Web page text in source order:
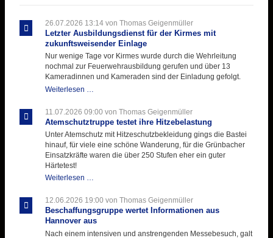
26.07.2026 13:14von Thomas Geigenmüller
Letzter Ausbildungsdienst für der Kirmes mit
zukunftsweisender Einlage
Nur wenige Tage vor Kirmes wurde durch die Wehrleitung
nochmal zur Feuerwehrausbildung gerufen und über 13
Kameradinnen und Kameraden sind der Einladung gefolgt.
Weiterlesen …
für
der
11.07.2026 09:00 von Thomas Geigenmüller
Atemschutztruppe testet ihre Hitzebelastung
Unter Atemschutz mit Hitzeschutzbekleidung gings die Bastei
hinauf, für viele eine schöne Wanderung, für die Grünbacher
Einsatzkräfte waren die über 250 Stufen eher ein guter
Härtetest!
Weiterlesen …
ihre
Hitzebelastung
12.06.2026 19:00 von Thomas Geigenmüller
Beschaffungsgruppe wertet Informationen aus
Hannover aus
Nach einem intensiven und anstrengenden Messebesuch, galt